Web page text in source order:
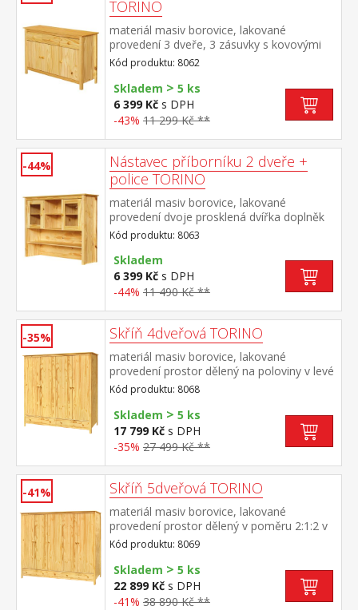
TORINO
materiál masiv borovice, lakované
provedení 3 dveře, 3 zásuvky s kovovými
pojezdy vhodný doplněk nástavec TORINO
8063
Kód produktu: 8062
Skladem > 5 ks
6 399 Kč s DPH
-43% 11 299 Kč **
-44%
Nástavec příborníku 2 dveře +
police TORINO
materiál masiv borovice, lakované
provedení dvoje prosklená dvířka doplněk
příborníku TORINO 8062
Kód produktu: 8063
Skladem
6 399 Kč s DPH
-44% 11 490 Kč **
-35% Skříň 4dveřová TORINO
materiál masiv borovice, lakované
provedení prostor dělený na poloviny v levé
polovině šatní tyč a police na klobouky v
pravé polovině 3 police ve spodní části 2
zásuvky s kovovými pojezdy doporučený
nástavec 8168
Kód produktu: 8068
Skladem > 5 ks
17 799 Kč s DPH
-35% 27 499 Kč **
-41% Skříň 5dveřová TORINO
materiál masiv borovice, lakované
provedení prostor dělený v poměru 2:1:2 v
levé a pravé širší části šatní tyč a police na
klobouky ve střední úzké části 3 police ve
spodní části 3 zásuvky s kovovými
pojezdy doporučený nástavec 8169
Kód produktu: 8069
Skladem > 5 ks
22 899 Kč s DPH
-41% 38 890 Kč **